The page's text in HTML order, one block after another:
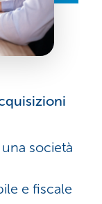
società
e fiscale